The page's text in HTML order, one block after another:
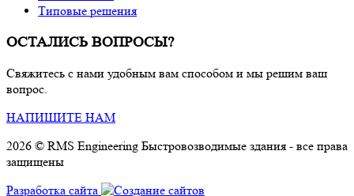
Типовые решения
ОСТАЛИСЬ ВОПРОСЫ?
Свяжитесь с нами удобным вам способом и мы решим ваш
вопрос.
НАПИШИТЕ НАМ
2026 © RMS Engineering Быстровозводимые здания - все права
защищены
Разработка сайта